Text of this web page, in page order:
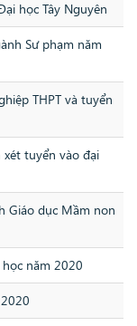
học Tây Nguyên
Sư phạm năm
THPT và tuyển
tuyển vào đại
Giáo dục Mầm non
năm 2020